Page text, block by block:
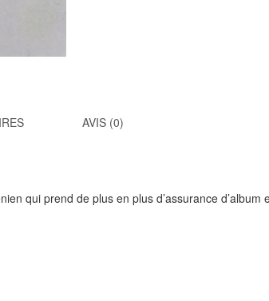
AVIS (0)
qui prend de plus en plus d’assurance d’album